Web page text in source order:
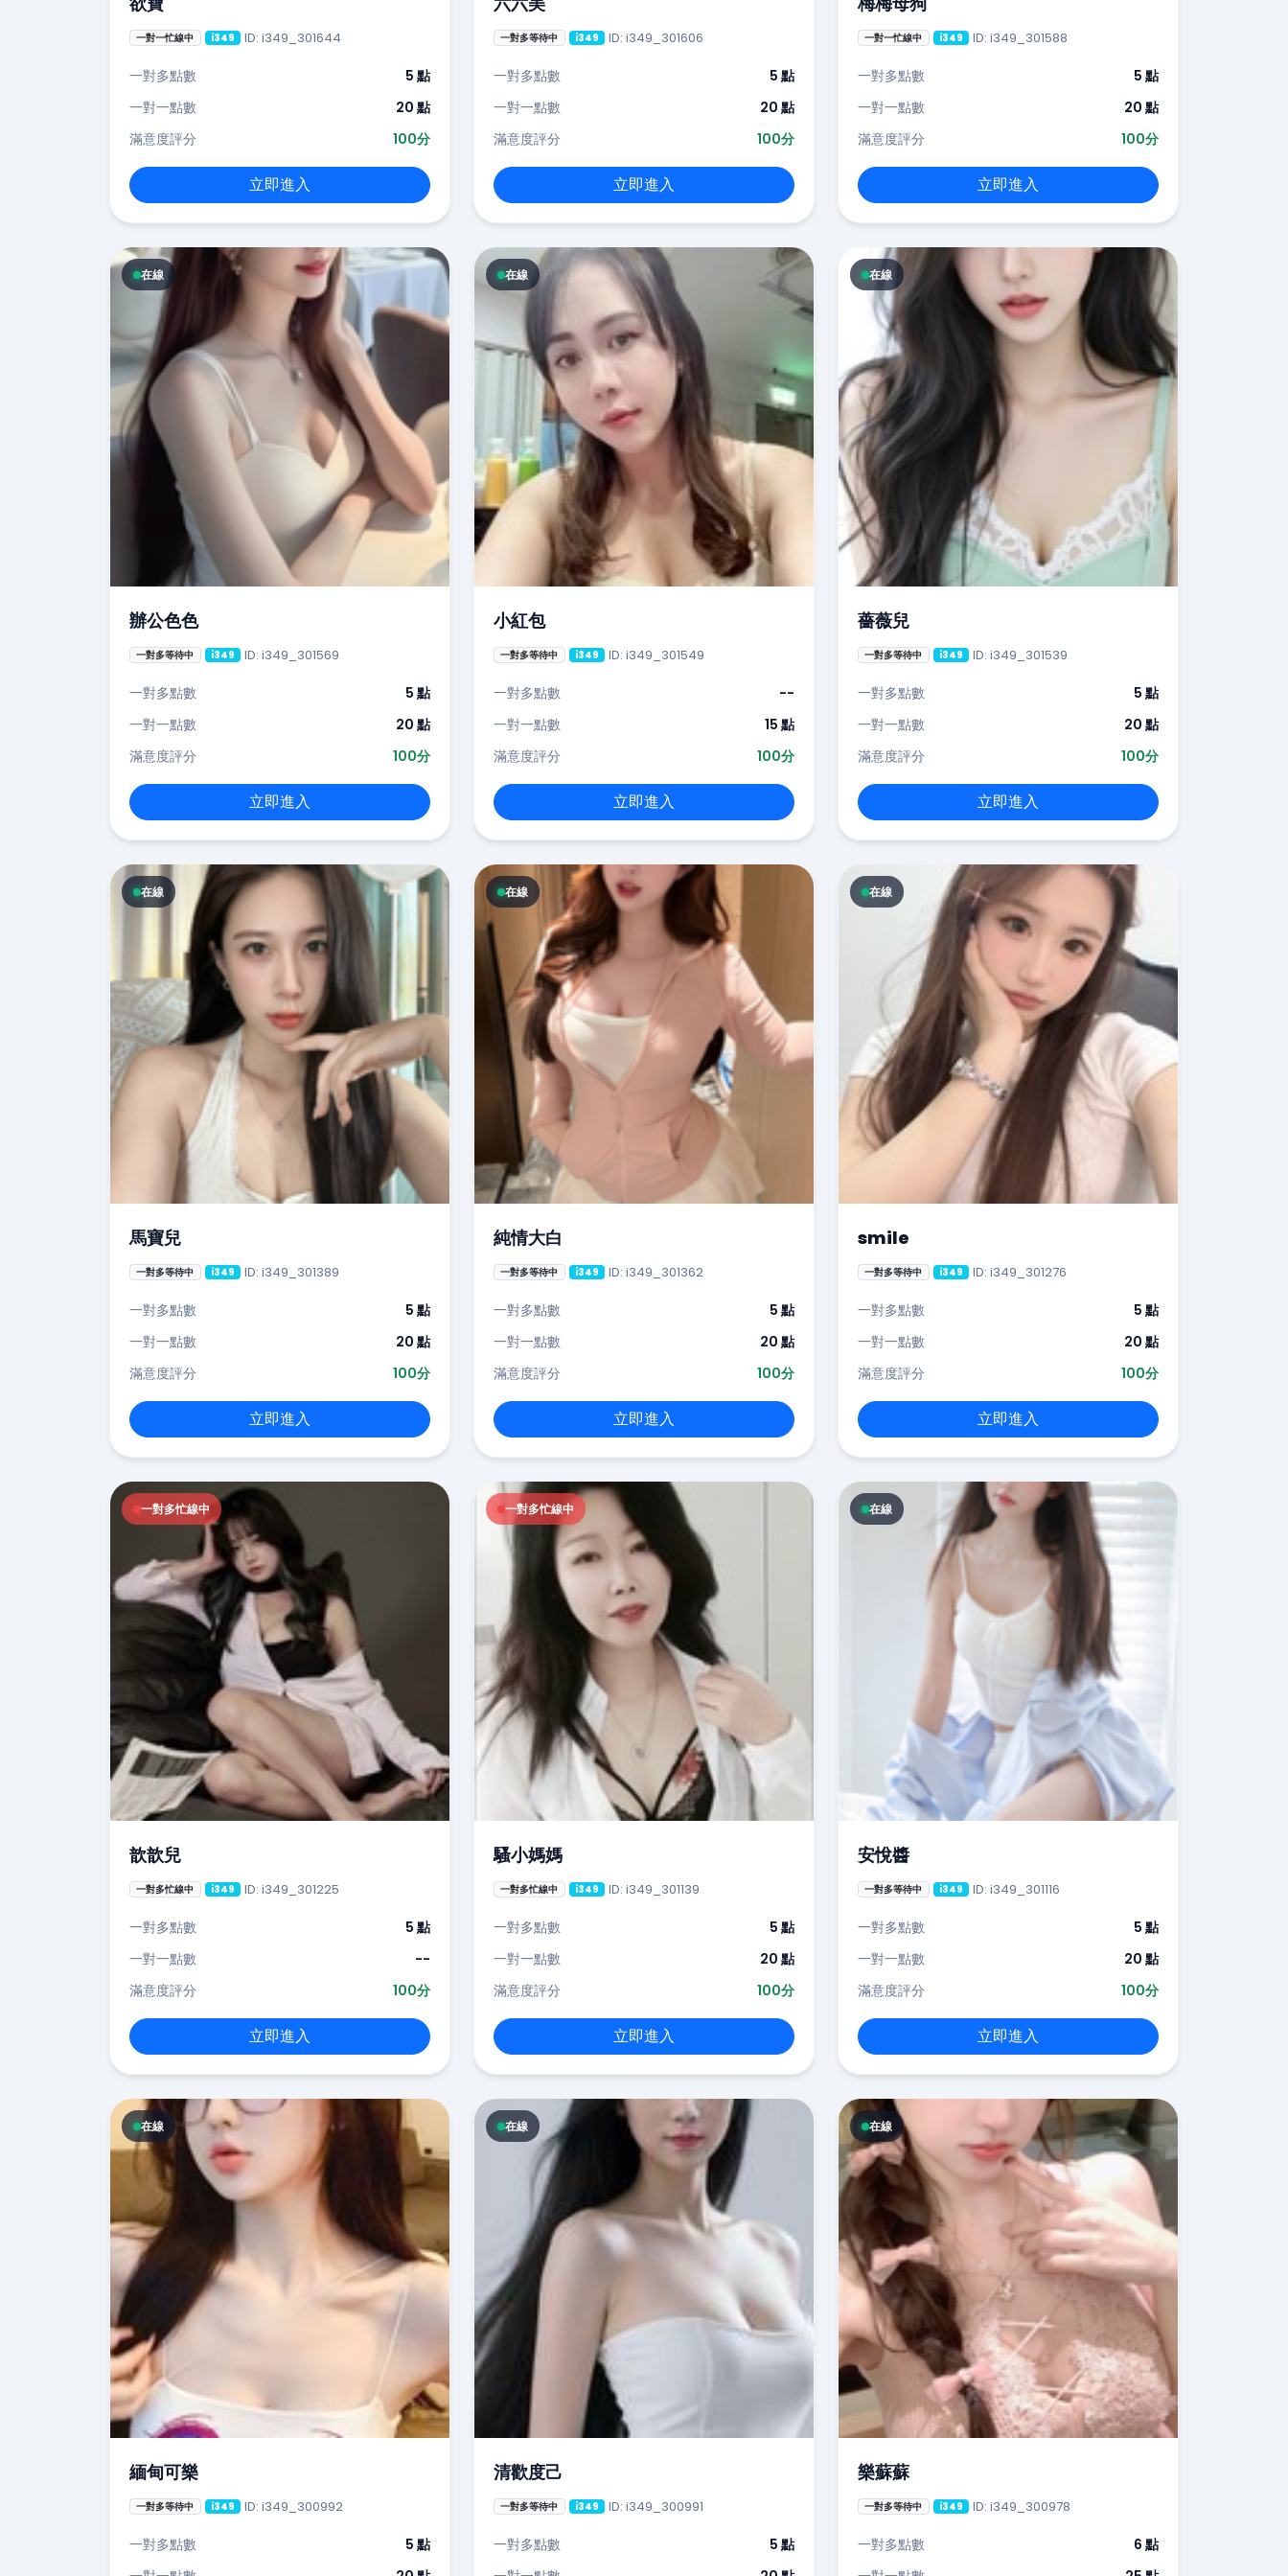
一對一忙線中 i349 ID: i349_301644
一對多點數
5 點
一對一點數
20 點
滿意度評分
100分
立即進入
一對多等待中 i349 ID: i349_301606
一對多點數
5 點
一對一點數
20 點
滿意度評分
100分
立即進入
一對一忙線中 i349 ID: i349_301588
一對多點數
5 點
一對一點數
20 點
滿意度評分
100分
立即進入
在線
辦公色色
一對多等待中 i349 ID: i349_301569
一對多點數
5 點
一對一點數
20 點
滿意度評分
100分
立即進入
在線
小紅包
一對多等待中 i349 ID: i349_301549
一對多點數
--
一對一點數
15 點
滿意度評分
100分
立即進入
在線
薔薇兒
一對多等待中 i349 ID: i349_301539
一對多點數
5 點
一對一點數
20 點
滿意度評分
100分
立即進入
在線
馬寶兒
一對多等待中 i349 ID: i349_301389
一對多點數
5 點
一對一點數
20 點
滿意度評分
100分
立即進入
在線
純情大白
一對多等待中 i349 ID: i349_301362
一對多點數
5 點
一對一點數
20 點
滿意度評分
100分
立即進入
在線
smile
一對多等待中 i349 ID: i349_301276
一對多點數
5 點
一對一點數
20 點
滿意度評分
100分
立即進入
一對多忙線中
歆歆兒
一對多忙線中 i349 ID: i349_301225
一對多點數
5 點
一對一點數
--
滿意度評分
100分
立即進入
一對多忙線中
騷小媽媽
一對多忙線中 i349 ID: i349_301139
一對多點數
5 點
一對一點數
20 點
滿意度評分
100分
立即進入
在線
安悅醬
一對多等待中 i349 ID: i349_301116
一對多點數
5 點
一對一點數
20 點
滿意度評分
100分
立即進入
在線
緬甸可樂
一對多等待中 i349 ID: i349_300992
一對多點數
5 點
在線
清歡度己
一對多等待中 i349 ID: i349_300991
一對多點數
5 點
在線
樂蘇蘇
一對多等待中 i349 ID: i349_300978
一對多點數
6 點